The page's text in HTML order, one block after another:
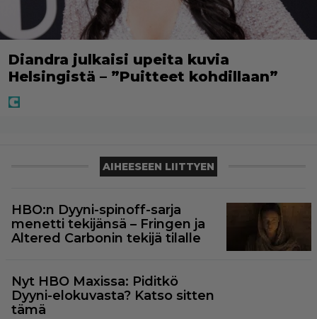
Diandra julkaisi upeita kuvia
Helsingistä – ”Puitteet kohdillaan”
AIHEESEEN LIITTYEN
HBO:n Dyyni-spinoff-sarja
menetti tekijänsä – Fringen ja
Altered Carbonin tekijä tilalle
Nyt HBO Maxissa: Piditkö
Dyyni-elokuvasta? Katso sitten
tämä